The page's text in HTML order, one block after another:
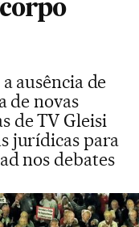
ausência de
de novas
de TV Gleisi
jurídicas para
nos debates